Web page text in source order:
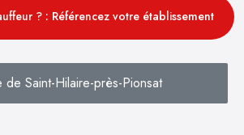
? : Référencez votre établissement
de Saint-Hilaire-près-Pionsat